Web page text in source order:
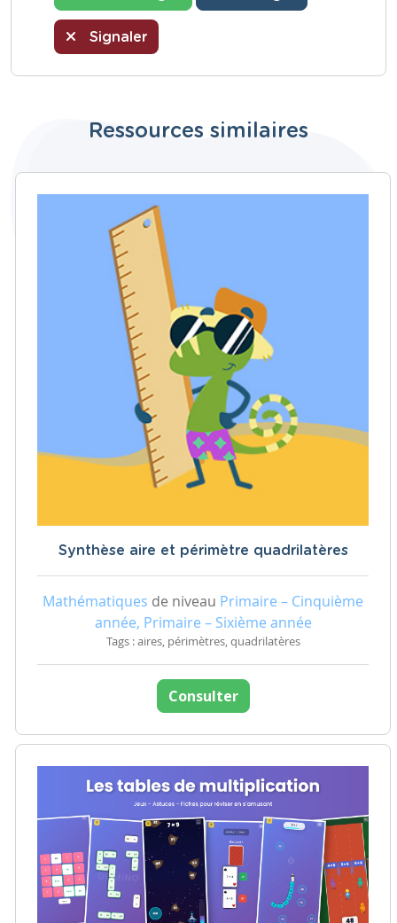
Signaler
Ressources similaires
Synthèse aire et périmètre quadrilatères
Mathématiques de niveau Primaire – Cinquième
année, Primaire – Sixième année
Tags : aires, périmètres, quadrilatères
Consulter